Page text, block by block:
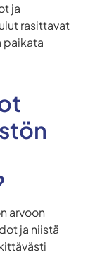
ja
rasittavat
paikata
arvoon
ja niistä